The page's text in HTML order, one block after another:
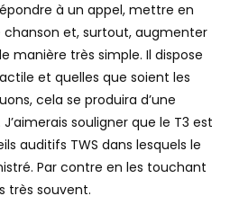
à un appel, mettre en
chanson et, surtout, augmenter
manière très simple. Il dispose
et quelles que soient les
cela se produira d’une
souligner que le T3 est
auditifs TWS dans lesquels le
Par contre en les touchant
très souvent.